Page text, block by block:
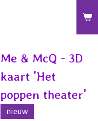
Me & McQ - 3D
kaart 'Het
poppen theater'
nieuw